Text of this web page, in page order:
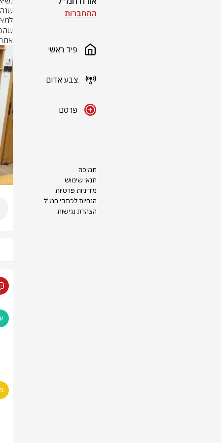
התחברות
פיד ראשי
צבע אדום
פרסם
תמיכה
תנאי שימוש
מדיניות פרטיות
הנחיות לכתבי חמ״ל
הצהרת נגישות